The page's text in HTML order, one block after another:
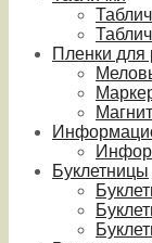
Пленки для
Буклетницы